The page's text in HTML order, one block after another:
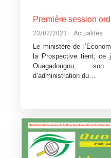
23/02/2023 Actualités
Le ministère de
la Prospective tient, ce
Ouagadougou,
d’administration du…